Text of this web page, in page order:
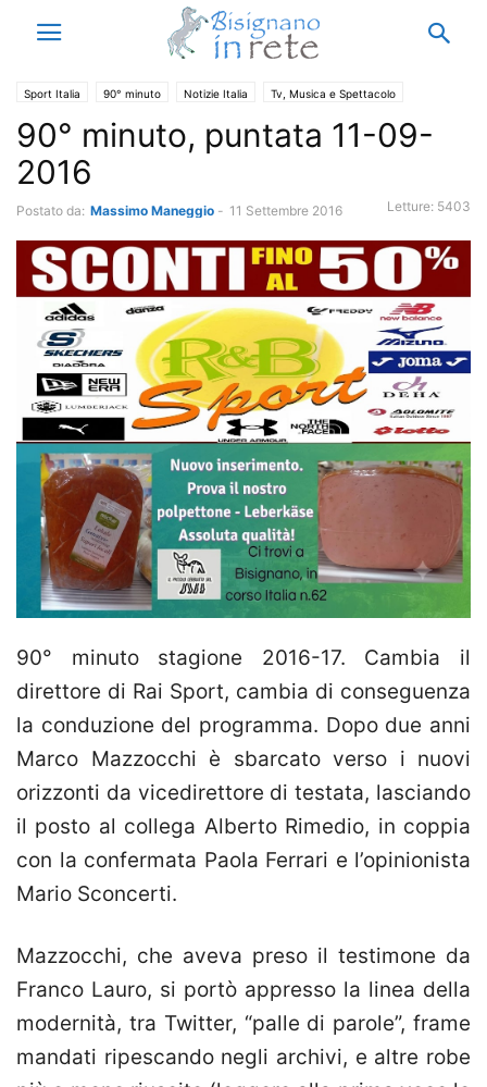
Sport Italia 90° minuto Notizie Italia Tv, Musica e Spettacolo
90° minuto, puntata 11-09-
2016
Postato da: Massimo Maneggio - 11 Settembre 2016 Letture: 5403
90° minuto stagione 2016-17. Cambia il
direttore di Rai Sport, cambia di conseguenza
la conduzione del programma. Dopo due anni
Marco Mazzocchi è sbarcato verso i nuovi
orizzonti da vicedirettore di testata, lasciando
il posto al collega Alberto Rimedio, in coppia
con la confermata Paola Ferrari e l’opinionista
Mario Sconcerti.
Mazzocchi, che aveva preso il testimone da
Franco Lauro, si portò appresso la linea della
modernità, tra Twitter, “palle di parole”, frame
mandati ripescando negli archivi, e altre robe